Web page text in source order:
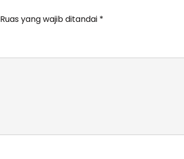
Ruas yang wajib ditandai *